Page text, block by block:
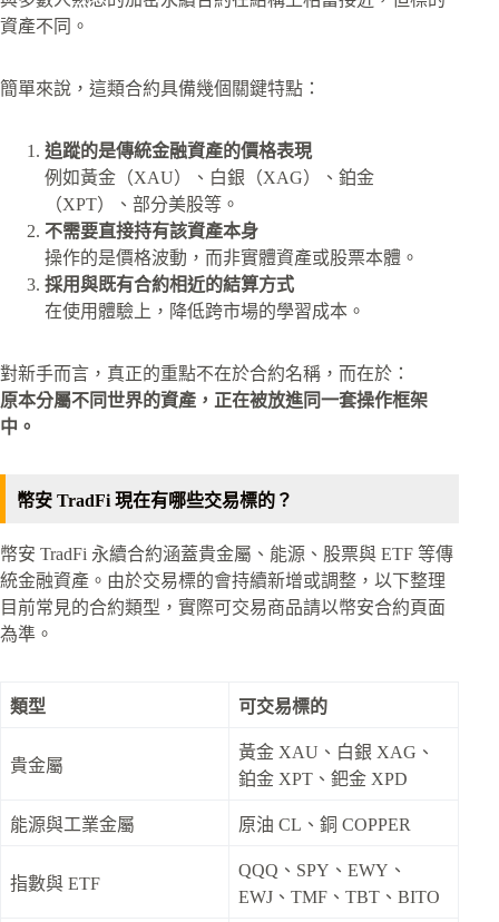
資產不同。
簡單來說，這類合約具備幾個關鍵特點：
追蹤的是傳統金融資產的價格表現
例如黃金（XAU）、白銀（XAG）、鉑金
（XPT）、部分美股等。
不需要直接持有該資產本身
操作的是價格波動，而非實體資產或股票本體。
採用與既有合約相近的結算方式
在使用體驗上，降低跨市場的學習成本。
對新手而言，真正的重點不在於合約名稱，而在於：
原本分屬不同世界的資產，正在被放進同一套操作框架
中。
幣安 TradFi 現在有哪些交易標的？
幣安 TradFi 永續合約涵蓋貴金屬、能源、股票與 ETF 等傳
統金融資產。由於交易標的會持續新增或調整，以下整理
目前常見的合約類型，實際可交易商品請以幣安合約頁面
為準。
類型 可交易標的
貴金屬
黃金 XAU、白銀 XAG、
鉑金 XPT、鈀金 XPD
能源與工業金屬 原油 CL、銅 COPPER
指數與 ETF
QQQ、SPY、EWY、
EWJ、TMF、TBT、BITO